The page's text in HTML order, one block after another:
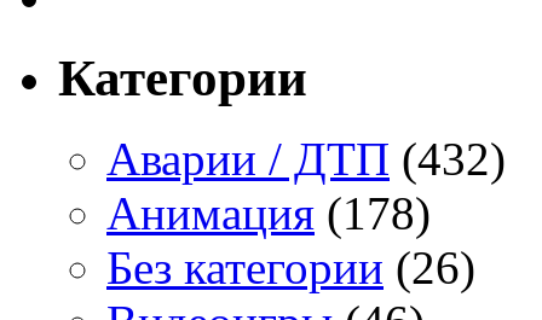
Категории
Аварии / ДТП (432)
Анимация (178)
Без категории (26)